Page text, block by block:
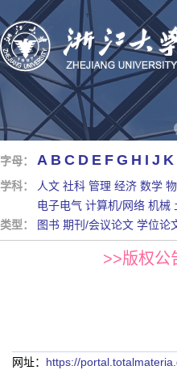
字母： A B C D E F G H I J K
学科： 人文 社科 管理 经济 数学
电子电气 计算机/网络 机械
类型：
图书 期刊/会议论文 学位论
>>版权公
网址： https://